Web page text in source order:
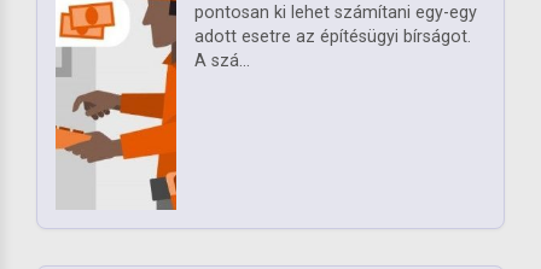
pontosan ki lehet számítani egy-egy
adott esetre az építésügyi bírságot.
A szá...